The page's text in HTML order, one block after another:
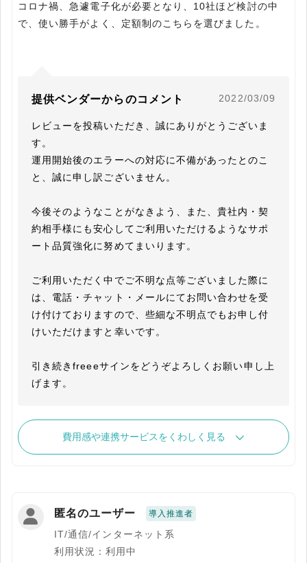
コロナ禍、急遽電子化が必要となり、10社ほど検討の中
で、使い勝手がよく、定額制のこちらを選びました。
提供ベンダーからのコメント 2022/03/09
レビューを投稿いただき、誠にありがとうございま
す。
運用開始後のエラーへの対応に不備があったとのこ
と、誠に申し訳ございません。
今後そのようなことがなきよう、また、貴社内・契
約相手様にも安心してご利用いただけるようなサポ
ート品質強化に努めてまいります。
ご利用いただく中でご不明な点等ございました際に
は、電話・チャット・メールにてお問い合わせを受
け付けておりますので、些細な不明点でもお申し付
けいただけますと幸いです。
引き続きfreeeサインをどうぞよろしくお願い申し上
げます。
費用感や連携サービスをくわしく見る
匿名のユーザー 導入推進者
IT/通信/インターネット系
利用状況：利用中